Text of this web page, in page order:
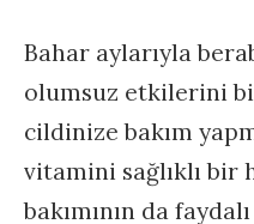
Bahar aylarıyla
olumsuz etkilerini
cildinize bakım
vitamini sağlıklı bir
bakımının da